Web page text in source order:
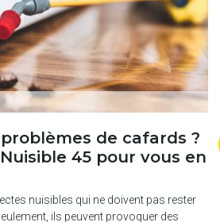
de cafards ?
45 pour vous en
nuisibles qui ne doivent pas rester
ils peuvent provoquer des